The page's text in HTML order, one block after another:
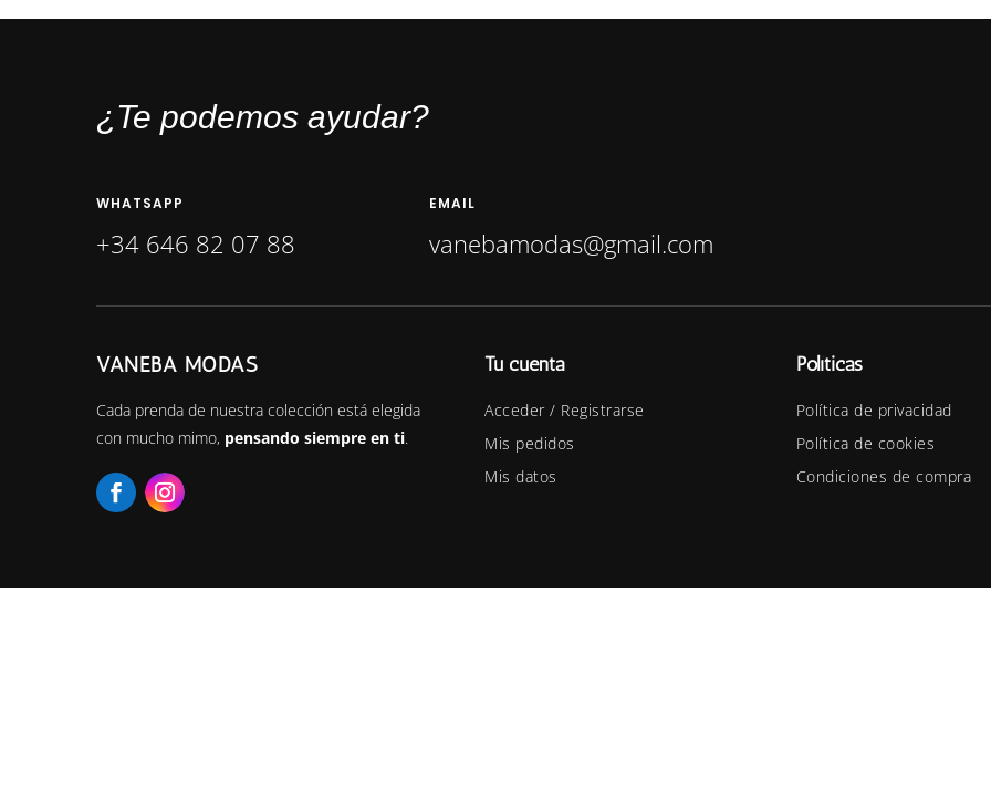
¿Te podemos ayudar?
WHATSAPP
+34 646 82 07 88
EMAIL
vanebamodas@gmail.com
VANEBA MODAS
Cada prenda de nuestra colección está elegida
con mucho mimo, pensando siempre en ti.
Tu cuenta
Acceder / Registrarse
Mis pedidos
Mis datos
Políticas
Política de privacidad
Política de cookies
Condiciones de compra